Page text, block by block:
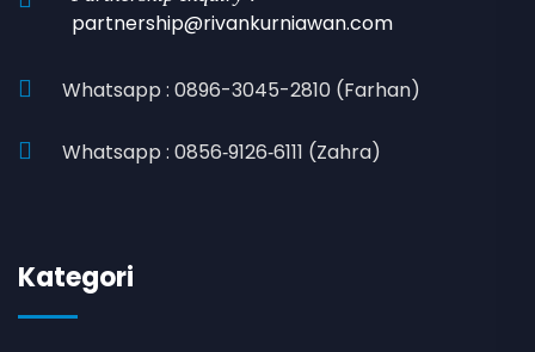
partnership@rivankurniawan.com
Whatsapp : 0896-3045-2810 (Farhan)
Whatsapp : 0856‑9126‑6111 (Zahra)
Kategori